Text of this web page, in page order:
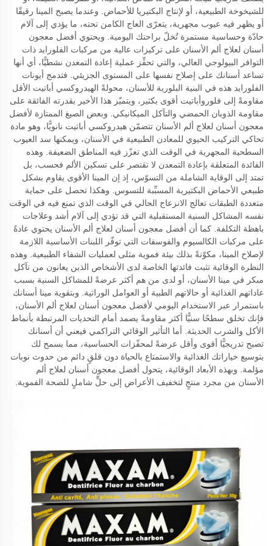
للشيخوخة الطبيعية، أو لإنتاج البكتيريا للأحماض. وعندما يصبح المينا رقيقًا
أو يظهر فيه عيوب مجهرية، يتعرّى العاج الكامن تحته، ما يؤدي إلى آلام
حادّة وحساسية مستمرة تُخلّ براحتك اليومية. ويحتوي أفضل معجون
أسنان لعلاج ألم الأسنان على تركيزات عالية من مركبات الفلورايد ذات
التوافر البيولوجي العالي، والتي تحفِّز عملية إعادة التمعدن نشطيًّا، أي أنها
تساعد أسنانك على إصلاح نفسها على المستوى الجزيئي. فتدمج أيونات
الفلورايد هذه في البنية البلورية للأسنان، محولةً الهيدروكسي أباتيت الأقل
مقاومةً إلى فلوروأباتيت أقوى بكثير، ويتميّز هذا الأخير بقدرته الفائقة على
مقاومة الذوبان الحمضي والتآكل الميكانيكي. وبعض الصيغ الممتازة لأفضل
معجون أسنان لعلاج ألم الأسنان تتضمّن هيدروكسي أباتيت نانويًّا، وهو مادة
تحاكي التركيب الحيوي للمعادن الطبيعية في الأسنان، ويمكنها سد العيوب
السطحية المجهرية في الوقت الذي تعزّز فيه المناطق الضعيفة. وهذه
الفائدة المتعلقة بإعادة التمعدن لا تقتصر على تسكين الألم فحسب، بل
تمتد إلى الوقاية الشاملة من التسوّس، إذ إن المينا الأقوى يقاوم بشكل
طبيعي الأحماض البكتيرية المسبِّبة للتسوس. وهكذا تحصل على حماية
متعددة الطبقات تعالج الانزعاج الحالي في الوقت الذي تمنع فيه في الوقت
نفسه المشاكل السنية المستقبلية التي قد تؤدي إلى آلام أشد وعلاجات
باهظة التكلفة. كما أن أفضل معجون أسنان لعلاج ألم الأسنان يحتوي عادةً
على مركبات الكالسيوم والفوسفات التي توفّر اللبنات الأساسية اللازمة
لإصلاح المينا، مكوّنةً بذلك بيئة فموية مثلى لعمليات الشفاء الطبيعية. وهذه
النظرة الوقائية تثبت فائدتها الخاصة لدى الأشخاص الذين يعانون من تآكل
مبكر في مينا الأسنان، أو لدى من هم أكثر عرضةً للمشاكل السنية بسبب
عاداتهم الغذائية أو حالاتهم الطبية أو العوامل الوراثية. وبتقوية مينا أسنانك
باستمرار عبر الاستخدام اليومي لأفضل معجون أسنان لعلاج ألم الأسنان،
فإنك تخلق سطحًا سنيًّا أكثر مقاومةً يصمد أمام التحديات المرتبطة بأنماط
الأكل والشرب الحديثة. أما التأثير الوقائي التراكمي فيعني أن أسنانك
تصبح تدريجيًّا أقوى وأقل عرضةً لمحفّزات الحساسية، مما يسمح لك
بتوسيع خياراتك الغذائية والاستمتاع بالحياة دون قلقٍ دائم من حدوث نوبات
مؤلمة. وبهذه الأبعاد الوقائية، يتحول أفضل معجون أسنان لعلاج ألم
الأسنان من مجرد منتجٍ لتخفيف الأعراض إلى حلٍّ شاملٍ للصحة الفموية.